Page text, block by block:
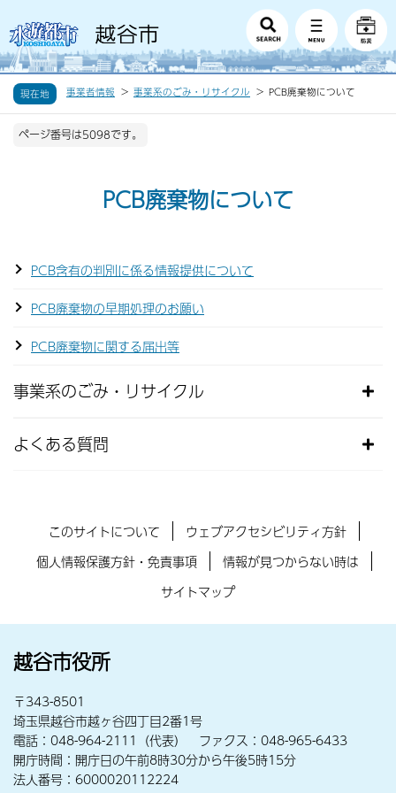
現在地 事業者情報 事業系のごみ・リサイクル PCB廃棄物について
ページ番号は5098です。
PCB廃棄物について
PCB含有の判別に係る情報提供について
PCB廃棄物の早期処理のお願い
PCB廃棄物に関する届出等
事業系のごみ・リサイクル
よくある質問
このサイトについて
ウェブアクセシビリティ方針
個人情報保護方針・免責事項
情報が見つからない時は
サイトマップ
越谷市役所
〒343-8501
埼玉県越谷市越ヶ谷四丁目2番1号
電話：048-964-2111（代表） ファクス：048-965-6433
開庁時間：開庁日の午前8時30分から午後5時15分
法人番号：6000020112224